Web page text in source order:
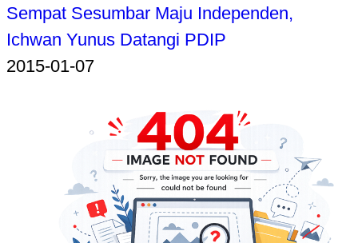
Sempat Sesumbar Maju Independen,
Ichwan Yunus Datangi PDIP
2015-01-07